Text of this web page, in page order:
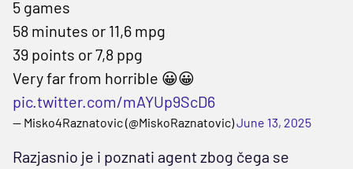
5 games
58 minutes or 11,6 mpg
39 points or 7,8 ppg
Very far from horrible 😀😀
pic.twitter.com/mAYUp9ScD6
— Misko4Raznatovic (@MiskoRaznatovic)June 13, 2025
Razjasnio je i poznati agent zbog čega se